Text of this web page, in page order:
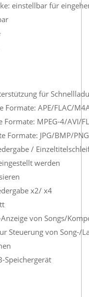
einstellbar für
für
Formate: APE/FLAC/
MPEG-4/AVI/
JPG/BMP/
/
werden
x2/ x4
von Songs/
Steuerung von Song-/
Speichergerät